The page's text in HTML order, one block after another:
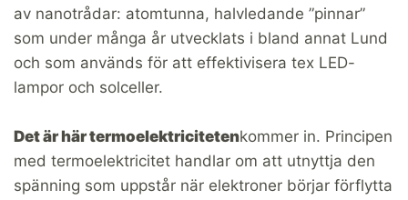
av nanotrådar: atomtunna, halvledande ”pinnar”
som under många år utvecklats i bland annat Lund
och som används för att effektivisera tex LED-
lampor och solceller.
Det är här termoelektricitetenkommer in. Principen
med termoelektricitet handlar om att utnyttja den
spänning som uppstår när elektroner börjar förflytta